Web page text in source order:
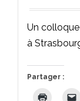
Un
à
Partager :